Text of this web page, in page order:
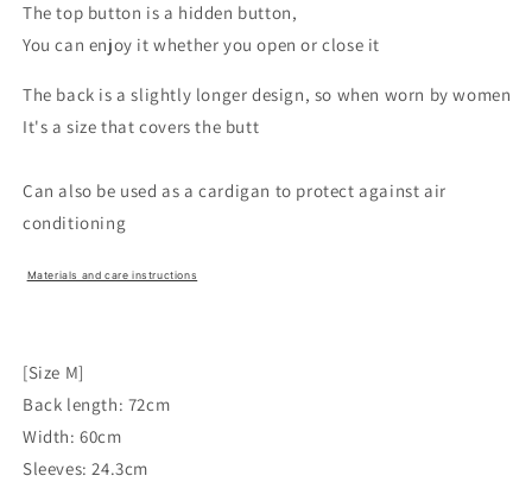
The top button is a hidden button,
You can enjoy it whether you open or close it
The back is a slightly longer design, so when worn by women
It's a size that covers the butt
Can also be used as a cardigan to protect against air
conditioning
Materials and care instructions
[Size M]
Back length: 72cm
Width: 60cm
Sleeves: 24.3cm